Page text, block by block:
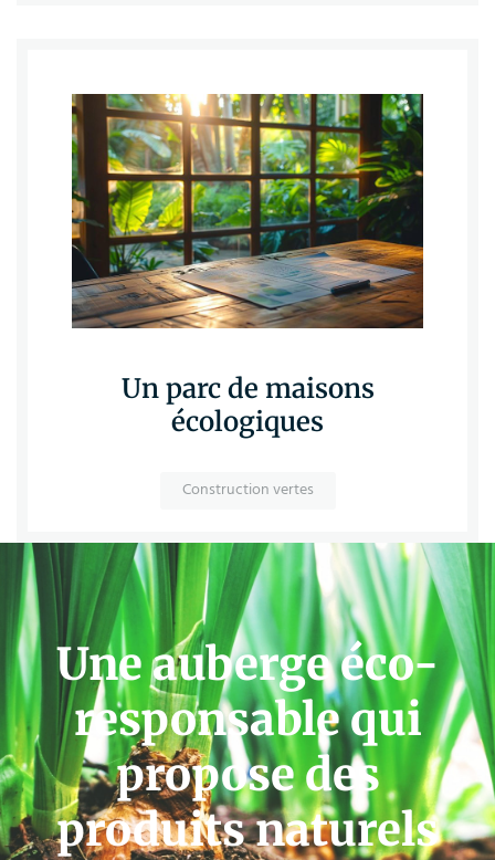
Un parc de maisons
écologiques
Construction vertes
Une auberge éco-
responsable qui
propose des
produits naturels